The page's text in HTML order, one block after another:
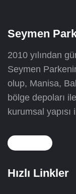
Seymen
2010 yılından
Seymen
olup, Manisa,
bölge depoları
kurumsal
Hızlı Linkler